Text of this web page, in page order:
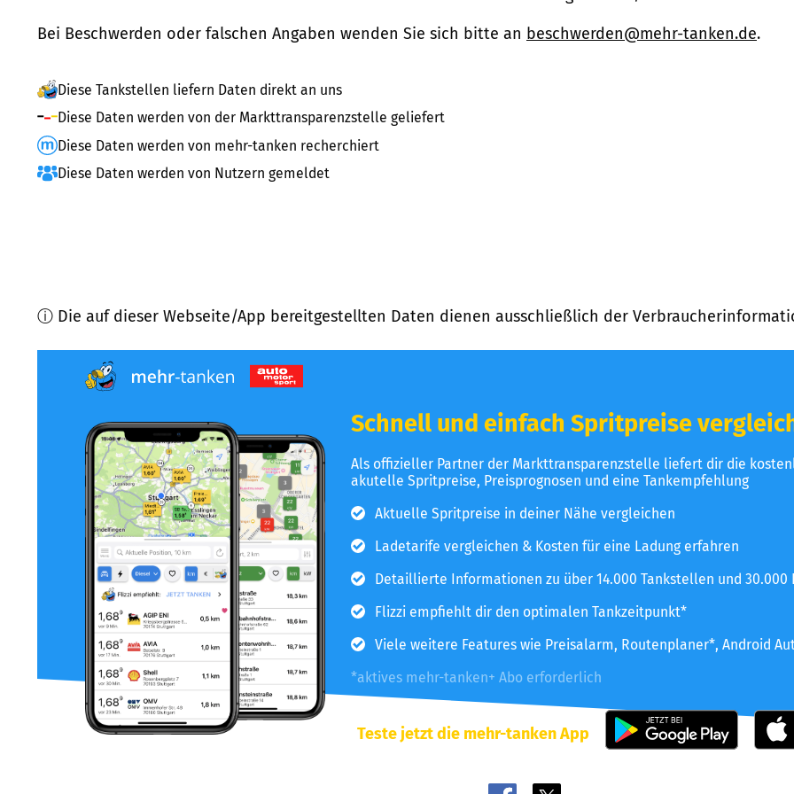
Bei Beschwerden oder falschen Angaben wenden Sie sich bitte an beschwerden@mehr-tanken.de.
Diese Tankstellen liefern Daten direkt an uns
Diese Daten werden von der Markttransparenzstelle geliefert
Diese Daten werden von mehr-tanken recherchiert
Diese Daten werden von Nutzern gemeldet
ⓘ Die auf dieser Webseite/App bereitgestellten Daten dienen ausschließlich der
Schnell und einfach Spritpreise
Als offizieller Partner der Markttransparenzstelle liefert dir die
akutelle Spritpreise, Preisprognosen und eine Tankempfehlung
Aktuelle Spritpreise in deiner Nähe vergleichen
Ladetarife vergleichen & Kosten für eine Ladung erfahren
Detaillierte Informationen zu über 14.000 Tankstellen und 30.000
Flizzi empfiehlt dir den optimalen Tankzeitpunkt*
Viele weitere Features wie Preisalarm, Routenplaner*, Android
*aktives mehr-tanken+ Abo erforderlich
Teste jetzt die mehr-tanken App